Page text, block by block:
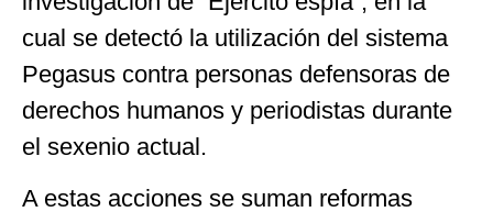
cual se detectó la utilización del sistema
Pegasus contra personas defensoras de
derechos humanos y periodistas durante
el sexenio actual.
A estas acciones se suman reformas